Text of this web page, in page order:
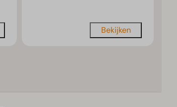
Bekijken